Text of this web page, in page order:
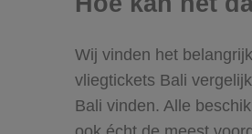
Wij vinden het
vliegtickets Bali
Bali vinden. Alle